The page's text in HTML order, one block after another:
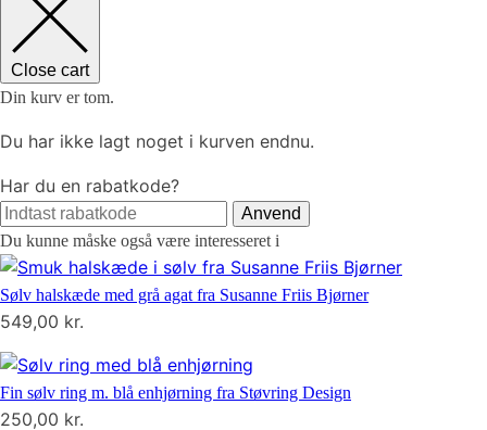
Close cart
Din kurv er tom.
Du har ikke lagt noget i kurven endnu.
Har du en rabatkode?
Anvend
Du kunne måske også være interesseret i
Sølv halskæde med grå agat fra Susanne Friis Bjørner
549,00 kr.
Fin sølv ring m. blå enhjørning fra Støvring Design
250,00 kr.